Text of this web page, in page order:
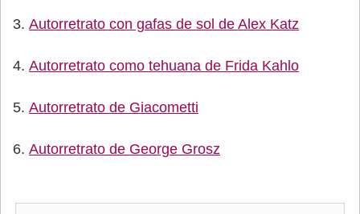
Autorretrato con gafas de sol de Alex Katz
Autorretrato como tehuana de Frida Kahlo
Autorretrato de Giacometti
Autorretrato de George Grosz